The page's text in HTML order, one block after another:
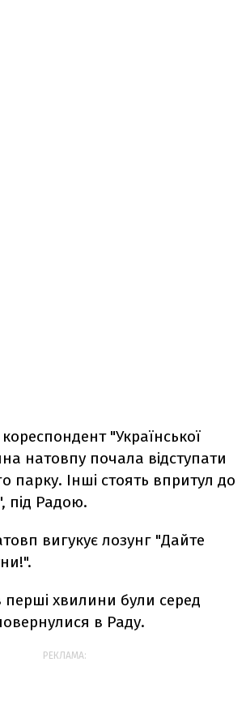
"Української
натовпу почала відступати
парку. Інші стоять впритул до
під Радою.
вигукує лозунг "Дайте
перші хвилини були серед
в Раду.
РЕКЛАМА: